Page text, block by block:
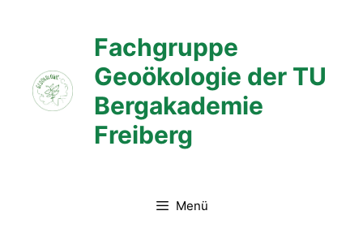
Fachgruppe
Geoökologie der TU
Bergakademie
Freiberg
Menü